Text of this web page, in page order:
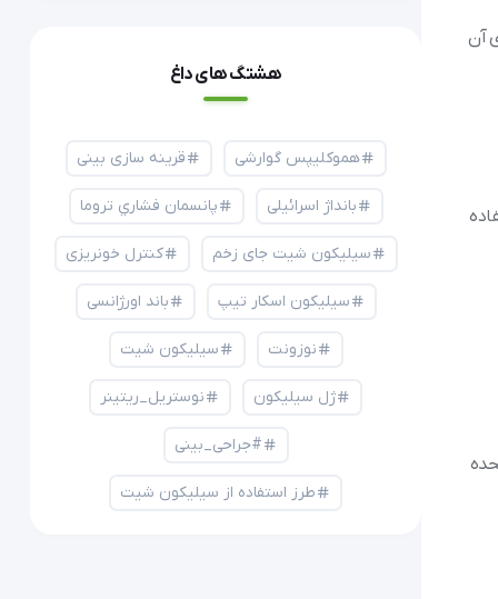
ی آن
هشتگ های داغ
هموکلیپس گوارشی قرینه سازی بینی
بانداژ اسرائیلی پانسمان فشاري تروما
سیلیکون شیت جای زخم کنترل خونریزی
سیلیکون اسکار تیپ باند اورژانسی
نوزونت سیلیکون شیت
ژل سیلیکون نوستریل_ریتینر
#جراحی_بینی
طرز استفاده از سیلیکون شیت